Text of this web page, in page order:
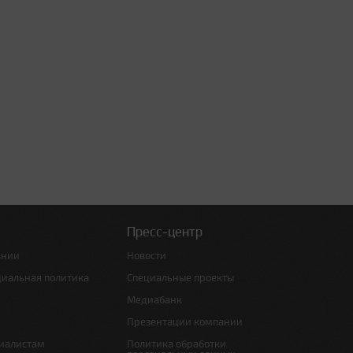
политика
Пресс-центр
Новости
Специальные проекты
Медиабанк
Презентации компании
Политика обработки